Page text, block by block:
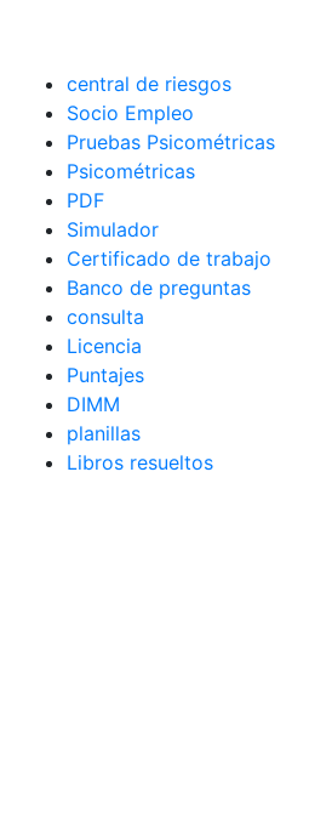
central de riesgos
Socio Empleo
Pruebas Psicométricas
Psicométricas
PDF
Simulador
Certificado de trabajo
Banco de preguntas
consulta
Licencia
Puntajes
DIMM
planillas
Libros resueltos